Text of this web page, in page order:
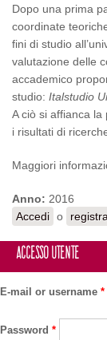
Dopo una prima
coordinate
fini di studio
valutazione delle
accademico
studio: Italstudio
A ciò si affianca la
i risultati di
Maggiori
Anno: 2016
Accedi o
Accesso utente
E-mail or username *
Password *